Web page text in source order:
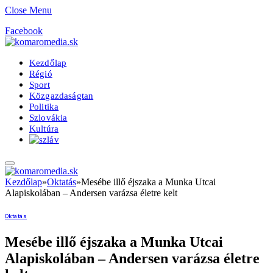
Close Menu
Facebook
Kezdőlap
Régió
Sport
Közgazdaságtan
Politika
Szlovákia
Kultúra
Kezdőlap»Oktatás»Mesébe illő éjszaka a Munka Utcai
Alapiskolában – Andersen varázsa életre kelt
Oktatás
Mesébe illő éjszaka a Munka Utcai
Alapiskolában – Andersen varázsa életre